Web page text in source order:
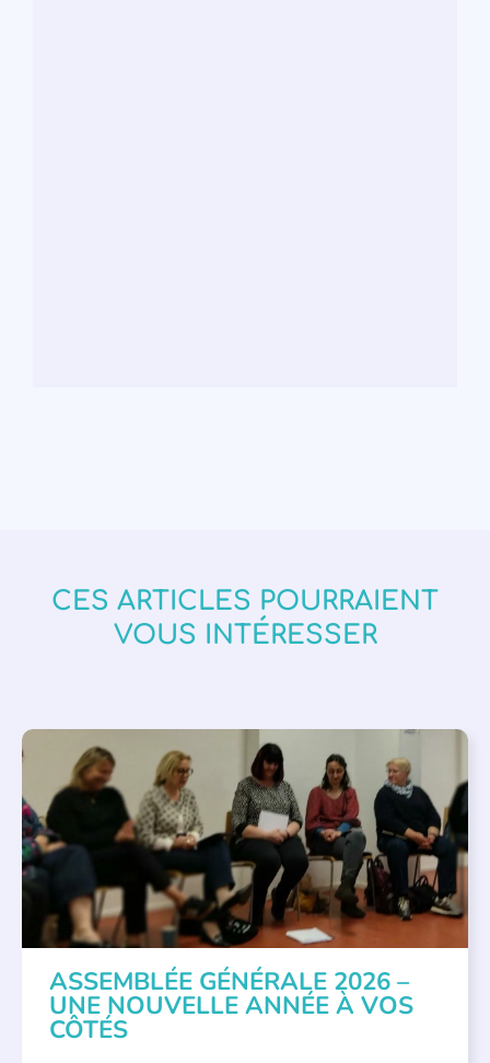
CES ARTICLES POURRAIENT
VOUS INTÉRESSER
APPEL À SOUTIEN , VIE DE L'ASSOCIATION
ASSEMBLÉE GÉNÉRALE 2026 –
UNE NOUVELLE ANNÉE À VOS
CÔTÉS